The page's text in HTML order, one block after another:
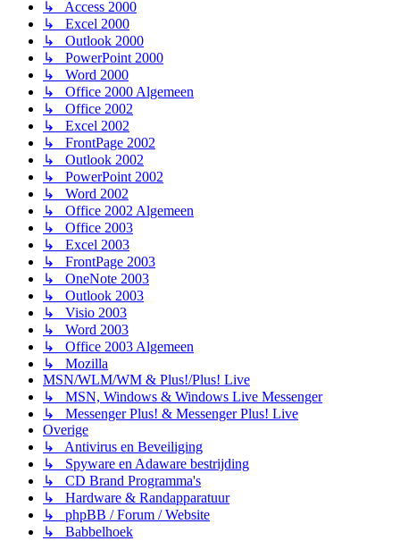
↳ Access 2000
↳ Excel 2000
↳ Outlook 2000
↳ PowerPoint 2000
↳ Word 2000
↳ Office 2000 Algemeen
↳ Office 2002
↳ Excel 2002
↳ FrontPage 2002
↳ Outlook 2002
↳ PowerPoint 2002
↳ Word 2002
↳ Office 2002 Algemeen
↳ Office 2003
↳ Excel 2003
↳ FrontPage 2003
↳ OneNote 2003
↳ Outlook 2003
↳ Visio 2003
↳ Word 2003
↳ Office 2003 Algemeen
↳ Mozilla
MSN/WLM/WM & Plus!/Plus! Live
↳ MSN, Windows & Windows Live Messenger
↳ Messenger Plus! & Messenger Plus! Live
Overige
↳ Antivirus en Beveiliging
↳ Spyware en Adaware bestrijding
↳ CD Brand Programma's
↳ Hardware & Randapparatuur
↳ phpBB / Forum / Website
↳ Babbelhoek